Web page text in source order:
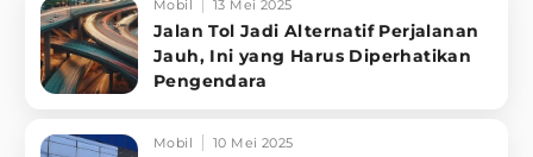
Mobil 13 Mei 2025
Jalan Tol Jadi Alternatif Perjalanan
Jauh, Ini yang Harus Diperhatikan
Pengendara
Mobil 10 Mei 2025